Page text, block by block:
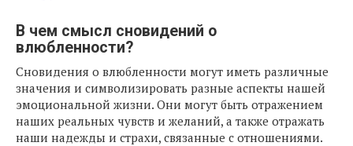
В чем смысл сновидений о
влюбленности?
Сновидения о влюбленности могут иметь различные
значения и символизировать разные аспекты нашей
эмоциональной жизни. Они могут быть отражением
наших реальных чувств и желаний, а также отражать
наши надежды и страхи, связанные с отношениями.